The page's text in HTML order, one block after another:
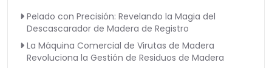
Pelado con Precisión: Revelando la Magia del
Descascarador de Madera de Registro
La Máquina Comercial de Virutas de Madera
Revoluciona la Gestión de Residuos de Madera